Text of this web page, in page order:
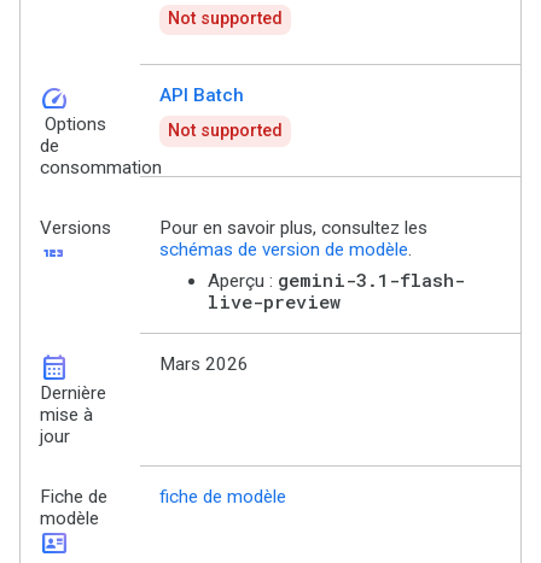
Not supported
speed
Options
de
consommation
API Batch
Not supported
Versions
123
Pour en savoir plus, consultez les
schémas de version de modèle.
Aperçu : gemini-3.1-flash-
live-preview
calendar_month
Dernière
mise à
jour
Mars 2026
Fiche de
modèle
id_card
fiche de modèle